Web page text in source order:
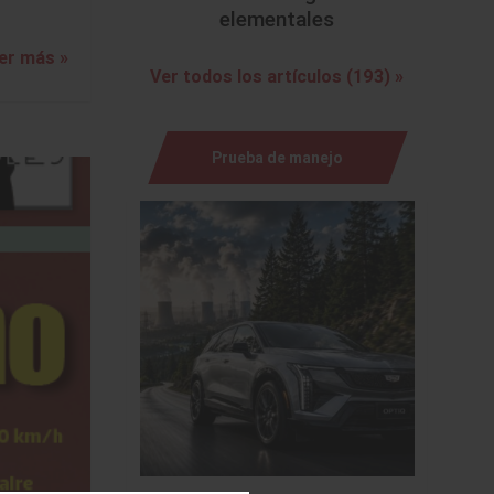
más »
elementales
Ver todos los artículos (193) »
Prueba de manejo